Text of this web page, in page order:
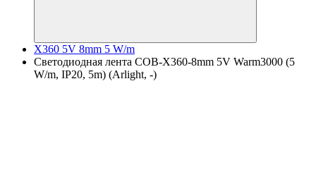
X360 5V 8mm 5 W/m
Светодиодная лента COB-X360-8mm 5V Warm3000 (5
W/m, IP20, 5m) (Arlight, -)